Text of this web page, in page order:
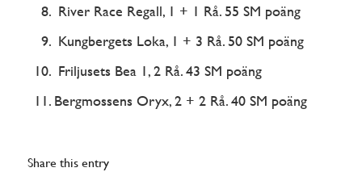
River Race Regall, 1 + 1 Rå. 55 SM poäng
Kungbergets Loka, 1 + 3 Rå. 50 SM poäng
Friljusets Bea 1, 2 Rå. 43 SM poäng
Bergmossens Oryx, 2 + 2 Rå. 40 SM poäng
Share this entry